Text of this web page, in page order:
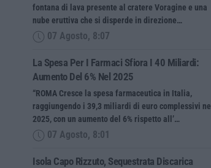
fontana di lava presente al cratere Voragine e una
nube eruttiva che si disperde in direzione…
07 Agosto, 8:07
La Spesa Per I Farmaci Sfiora I 40 Miliardi:
Aumento Del 6% Nel 2025
“ROMA Cresce la spesa farmaceutica in Italia,
raggiungendo i 39,3 miliardi di euro complessivi nel
2025, con un aumento del 6% rispetto all’…
07 Agosto, 8:01
Isola Capo Rizzuto, Sequestrata Discarica